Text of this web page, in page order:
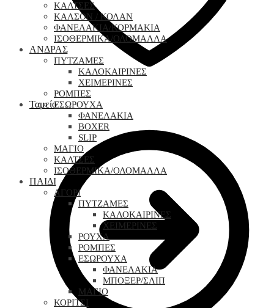
Ταμείο
ΚΑΛΤΣΕΣ
ΚΑΛΣΟΝ / ΚΟΛΑΝ
ΦΑΝΕΛΑΚΙΑ/ΚΟΡΜΑΚΙΑ
ΙΣΟΘΕΡΜΙΚΑ/ΟΛΟΜΑΛΛΑ
ΑΝΔΡΑΣ
ΠΥΤΖΑΜΕΣ
ΚΑΛΟΚΑΙΡΙΝΕΣ
ΧΕΙΜΕΡΙΝΕΣ
ΡΟΜΠΕΣ
ΕΣΩΡΟΥΧΑ
ΦΑΝΕΛΑΚΙΑ
BOXER
SLIP
ΜΑΓΙΟ
ΚΑΛΤΣΕΣ
ΙΣΟΘΕΡΜΙΚΑ/ΟΛΟΜΑΛΛΑ
ΠΑΙΔΙ
ΑΓΟΡΙ
ΠΥΤΖΑΜΕΣ
ΚΑΛΟΚΑΙΡΙΝΕΣ
ΧΕΙΜΕΡΙΝΕΣ
ΡΟΥΧΑ
ΡΟΜΠΕΣ
ΕΣΩΡΟΥΧΑ
ΦΑΝΕΛΑΚΙΑ
ΜΠΟΞΕΡ/ΣΛΙΠ
ΜΑΓΙΟ
ΚΟΡΙΤΣΙ